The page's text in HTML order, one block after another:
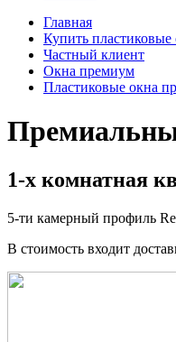
Главная
Купить пластиковые
Частный клиент
Окна премиум
Пластиковые окна
1-х комнатная
5-ти камерный профиль
В стоимость входит